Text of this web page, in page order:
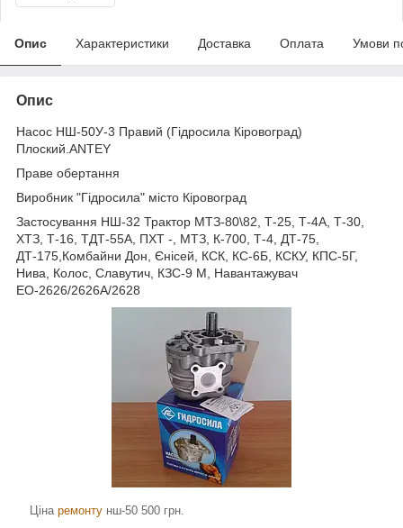
Опис Характеристики Доставка Оплата Умови
Опис
Насос НШ-50У-3 Правий (Гідросила Кіровоград)
Плоский.ANTEY
Праве обертання
Виробник "Гідросила" місто Кіровоград
Застосування НШ-32 Трактор МТЗ-80\82, Т-25, Т-4А, Т-30,
ХТЗ, Т-16, ТДТ-55А, ПХТ -, МТЗ, К-700, Т-4, ДТ-75,
ДТ-175,Комбайни Дон, Єнісей, КСК, КС-6Б, КСКУ, КПС-5Г,
Нива, Колос, Славутич, КЗС-9 М, Навантажувач
ЕО-2626/2626А/2628
Ціна ремонту нш-50 500 грн.